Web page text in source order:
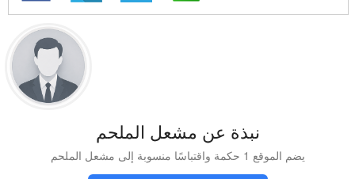
نبذة عن مشعل الملحم
يضم الموقع 1 حكمة واقتباسًا منسوبة إلى مشعل الملحم